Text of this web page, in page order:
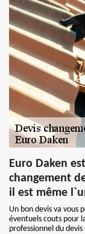
Euro Daken
changement
il est même
Un bon devis va vous
éventuels couts pour
professionnel du